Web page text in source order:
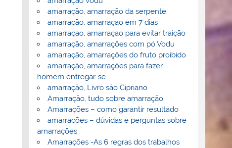
amarração, amarração da serpente
amarração, amarraçao em 7 dias
amarraçao, amarraçao para evitar traição
amarração, amarrações com pó Vodu
amarração, amarrações do fruto proibido
amarração, amarrações para fazer
homem entregar-se
amarração, Livro são Cipriano
Amarração, tudo sobre amarração
Amarrações – como garantir resultado
amarrações – dúvidas e perguntas sobre
amarrações
Amarrações -As 6 regras dos trabalhos